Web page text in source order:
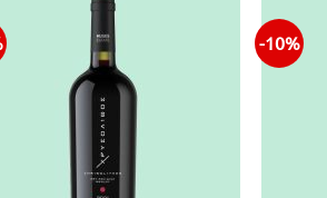
-10%